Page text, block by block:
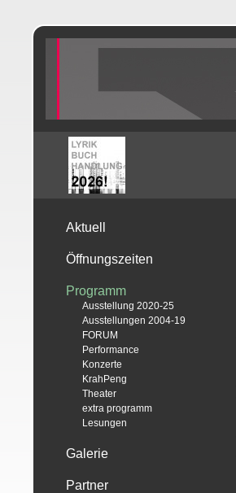
Aktuell
Öffnungszeiten
Programm
Ausstellung 2020-25
Ausstellungen 2004-19
FORUM
Performance
Konzerte
KrahPeng
Theater
extra programm
Lesungen
Galerie
Partner